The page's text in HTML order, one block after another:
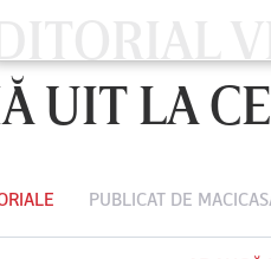
UIT LA
PUBLICAT DE
LUNI 10